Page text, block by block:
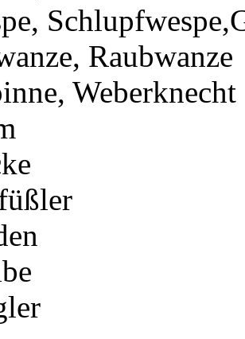
Raubwanze
Weberknecht